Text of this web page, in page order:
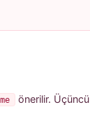
önerilir.